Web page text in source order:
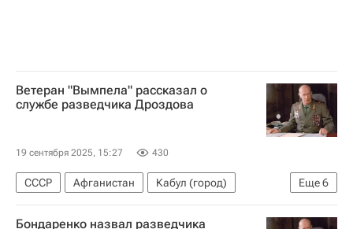
Ветеран "Вымпела" рассказал о
службе разведчика Дроздова
19 сентября 2025, 15:27 430
Еще6
СССР Афганистан
Кабул (город)
Валерий Попов
Юрий Дроздов
Бондаренко назвал разведчика